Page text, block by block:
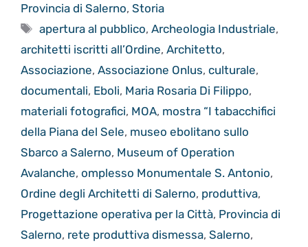
Provincia di Salerno, Storia
Tag
apertura al pubblico,Archeologia Industriale,
architetti iscritti all’Ordine, Architetto,
Associazione, Associazione Onlus, culturale,
documentali, Eboli, Maria Rosaria Di Filippo,
materiali fotografici, MOA, mostra “I tabacchifici
della Piana del Sele, museo ebolitano sullo
Sbarco a Salerno, Museum of Operation
Avalanche, omplesso Monumentale S. Antonio,
Ordine degli Architetti di Salerno, produttiva,
Progettazione operativa per la Città, Provincia di
Salerno, rete produttiva dismessa, Salerno,